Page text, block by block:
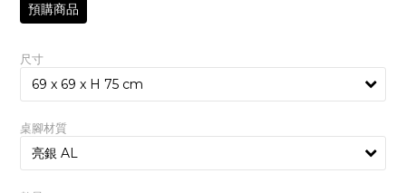
預購商品
尺寸
桌腳材質